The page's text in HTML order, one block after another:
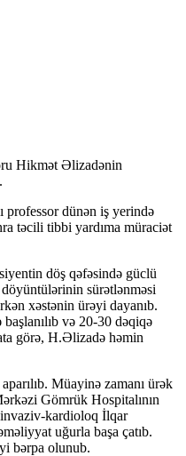
Hikmət Əlizadənin
professor dünən iş yerində
təcili tibbi yardıma müraciət
döş qəfəsində güclü
sürətlənməsi
xəstənin ürəyi dayanıb.
və 20-30 dəqiqə
görə, H.Əlizadə həmin
Müayinə zamanı ürək
Gömrük Hospitalının
kardioloq İlqar
uğurla başa çatıb.
bərpa olunub.